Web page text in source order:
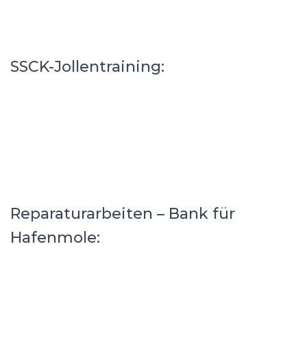
SSCK-Jollentraining:
Reparaturarbeiten – Bank für
Hafenmole: